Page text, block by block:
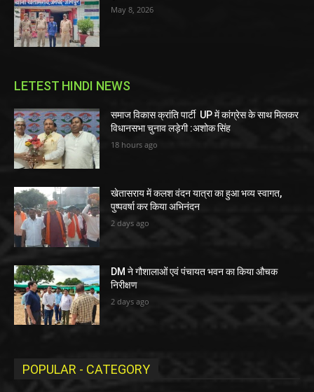
May 8, 2026
LETEST HINDI NEWS
समाज विकास क्रांति पार्टी UP में कांग्रेस के साथ मिलकर
विधानसभा चुनाव लड़ेगी :अशोक सिंह
18 hours ago
खेतासराय में कलश वंदन यात्रा का हुआ भव्य स्वागत,
पुष्पवर्षा कर किया अभिनंदन
2 days ago
DM ने गौशालाओं एवं पंचायत भवन का किया औचक
निरीक्षण
2 days ago
POPULAR - CATEGORY